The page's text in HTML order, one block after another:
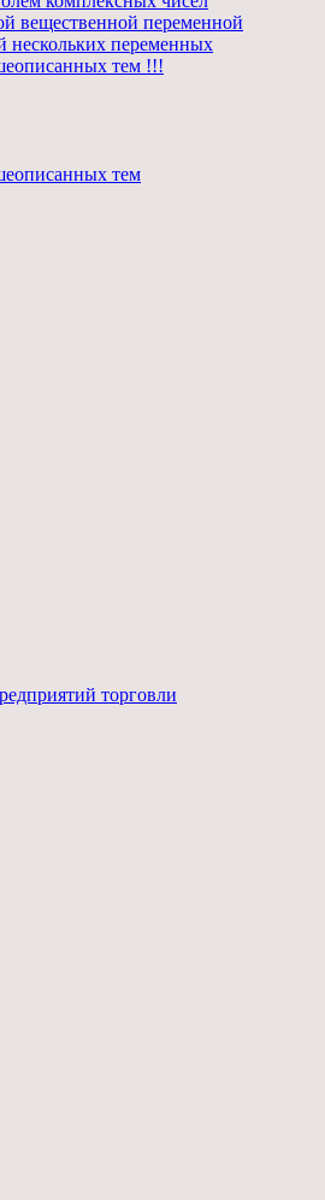
вещественной переменной
нескольких переменных
тем !!!
тем
торговли